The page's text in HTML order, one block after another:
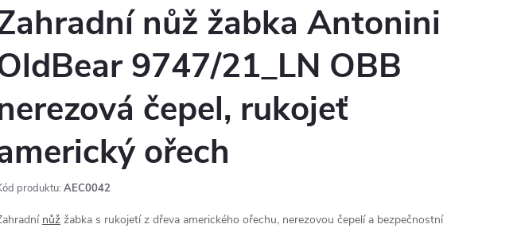
nůž žabka Antonini
9747/21_LN OBB
čepel, rukojeť
ořech
produktu: AEC0042
nůž žabka s rukojetí z dřeva amerického ořechu, nerezovou čepelí a bezpečnostní